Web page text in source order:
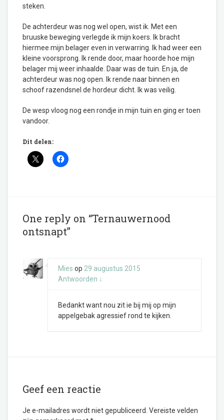
steken.
De achterdeur was nog wel open, wist ik. Met een
bruuske beweging verlegde ik mijn koers. Ik bracht
hiermee mijn belager even in verwarring. Ik had weer een
kleine voorsprong. Ik rende door, maar hoorde hoe mijn
belager mij weer inhaalde. Daar was de tuin. En ja, de
achterdeur was nog open. Ik rende naar binnen en
schoof razendsnel de hordeur dicht. Ik was veilig.
De wesp vloog nog een rondje in mijn tuin en ging er toen
vandoor.
Dit delen:
One reply on “Ternauwernood
ontsnapt”
Mies op 29 augustus 2015
Antwoorden ↓
Bedankt want nou zit ie bij mij op mijn
appelgebak agressief rond te kijken.
Geef een reactie
Je e-mailadres wordt niet gepubliceerd. Vereiste velden